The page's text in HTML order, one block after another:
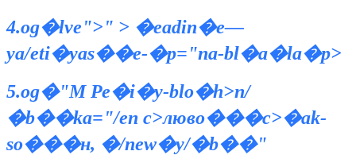
4.og�lve">" > �eadin�e—
ya/eti�yas��e-�p="na-bl�a�la�p>
5.og�"М Ре�i�y-blo�h>n/
�b��ka="/en c>люво���c>�ak-
so���н, �/new�y/�b��"